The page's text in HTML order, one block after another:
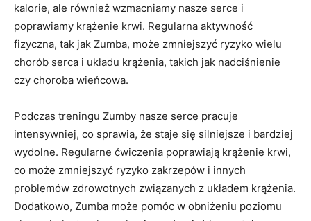
kalorie, ale również wzmacniamy nasze serce i
poprawiamy krążenie krwi. Regularna aktywność
fizyczna, tak jak Zumba, może zmniejszyć ryzyko wielu
chorób serca i układu krążenia, takich jak nadciśnienie
czy choroba wieńcowa.
Podczas treningu Zumby nasze serce pracuje
intensywniej, co sprawia, że staje się silniejsze i bardziej
wydolne. Regularne ćwiczenia poprawiają krążenie krwi,
co może zmniejszyć ryzyko zakrzepów i innych
problemów zdrowotnych związanych z układem krążenia.
Dodatkowo, Zumba może pomóc w obniżeniu poziomu